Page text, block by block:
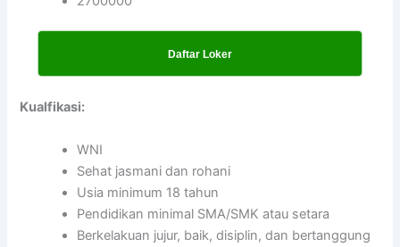
Daftar Loker
Kualfikasi:
WNI
Sehat jasmani dan rohani
Usia minimum 18 tahun
Pendidikan minimal SMA/SMK atau setara
Berkelakuan jujur, baik, disiplin, dan bertanggung